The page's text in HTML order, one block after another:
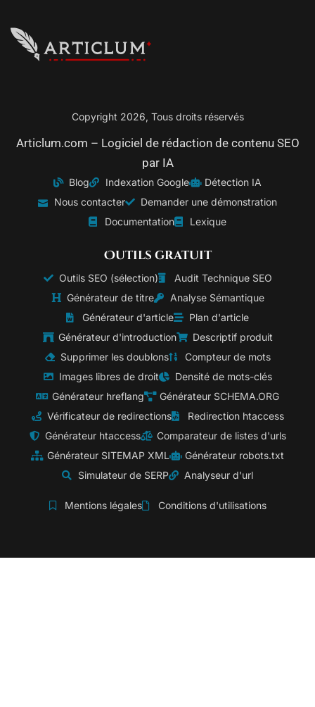
Copyright 2026, Tous droits réservés
Articlum.com – Logiciel de rédaction de contenu SEO
par IA
Blog Indexation Google
Détection IA
Nous contacter
Demander une démonstration
Documentation
Lexique
Outils gratuit
Outils SEO (sélection)
Audit Technique SEO
Générateur de titre
Analyse Sémantique
Générateur d'article
Plan d'article
Générateur d'introduction
Descriptif produit
Supprimer les doublons
Compteur de mots
Images libres de droit
Densité de mots-clés
Générateur hreflang
Générateur SCHEMA.ORG
Vérificateur de redirections
Redirection htaccess
Générateur htaccess
Comparateur de listes d'urls
Générateur SITEMAP XML
Générateur robots.txt
Simulateur de SERP
Analyseur d'url
Mentions légales Conditions d'utilisations